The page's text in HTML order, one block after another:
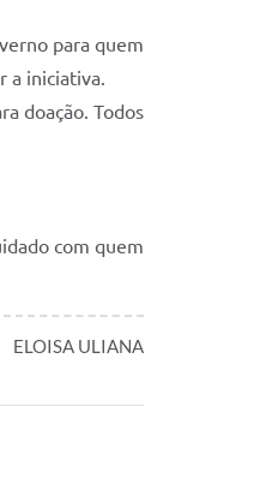
para quem
a iniciativa.
doação. Todos
com quem
ELOISA ULIANA